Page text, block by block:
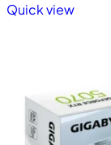
Quick view